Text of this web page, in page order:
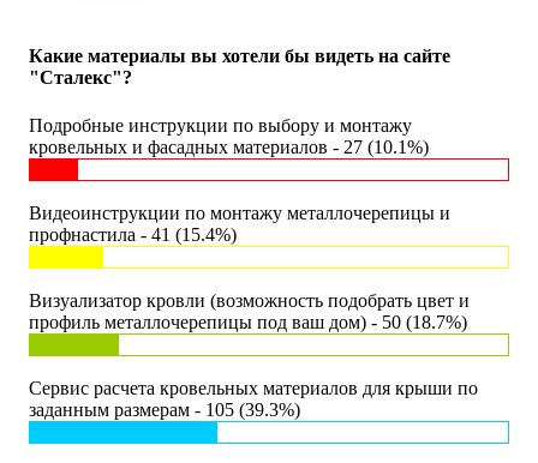
Какие материалы вы хотели бы видеть на сайте
"Сталекс"?
Подробные инструкции по выбору и монтажу
кровельных и фасадных материалов - 27 (10.1%)
Видеоинструкции по монтажу металлочерепицы и
профнастила - 41 (15.4%)
Визуализатор кровли (возможность подобрать цвет и
профиль металлочерепицы под ваш дом) - 50 (18.7%)
Сервис расчета кровельных материалов для крыши по
заданным размерам - 105 (39.3%)